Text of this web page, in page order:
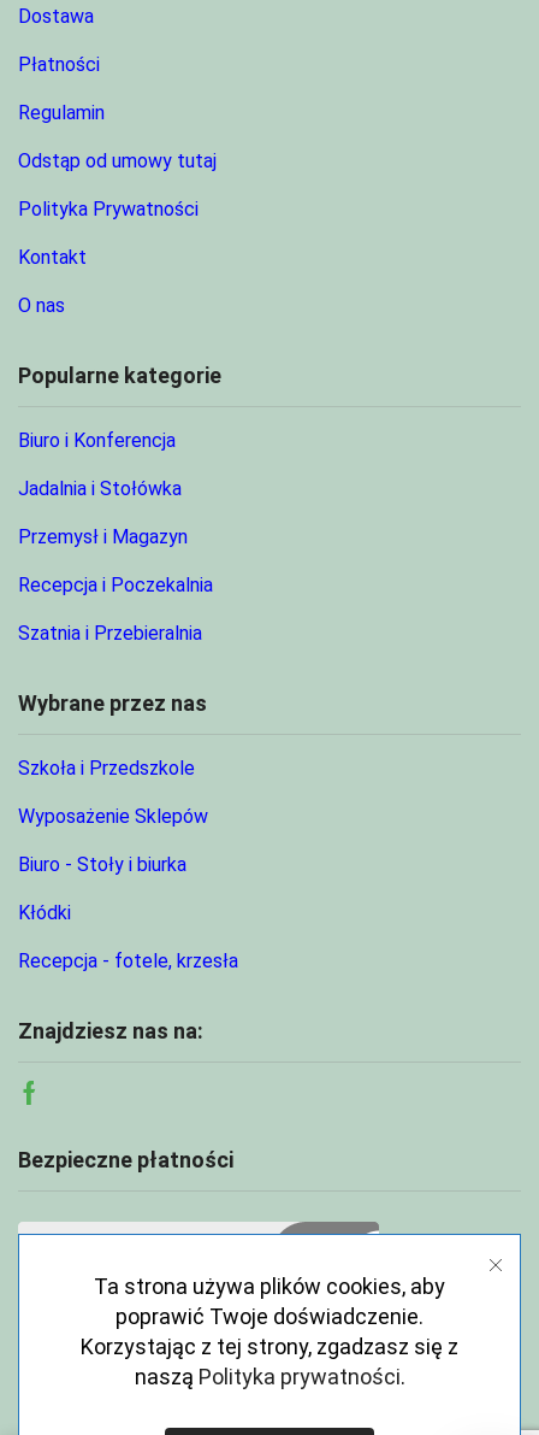
Dostawa
Płatności
Regulamin
Odstąp od umowy tutaj
Polityka Prywatności
Kontakt
O nas
Popularne kategorie
Biuro i Konferencja
Jadalnia i Stołówka
Przemysł i Magazyn
Recepcja i Poczekalnia
Szatnia i Przebieralnia
Wybrane przez nas
Szkoła i Przedszkole
Wyposażenie Sklepów
Biuro - Stoły i biurka
Kłódki
Recepcja - fotele, krzesła
Znajdziesz nas na:
Facebook
Bezpieczne płatności
Ta strona używa plików cookies, aby
poprawić Twoje doświadczenie.
Korzystając z tej strony, zgadzasz się z
naszą Polityka prywatności.